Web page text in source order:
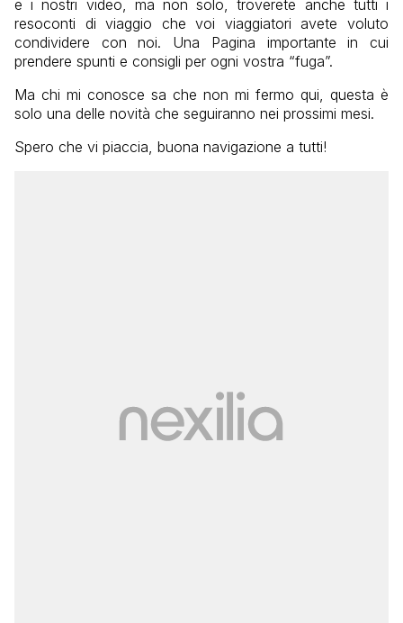
e i nostri video, ma non solo, troverete anche tutti i
resoconti di viaggio che voi viaggiatori avete voluto
condividere con noi. Una Pagina importante in cui
prendere spunti e consigli per ogni vostra “fuga”.
Ma chi mi conosce sa che non mi fermo qui, questa è
solo una delle novità che seguiranno nei prossimi mesi.
Spero che vi piaccia, buona navigazione a tutti!